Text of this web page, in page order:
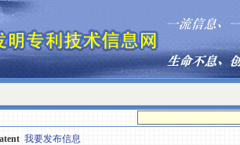
我要发布信息